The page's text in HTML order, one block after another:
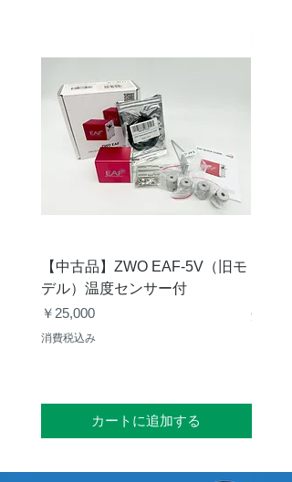
焦点距離
口径比 1:4.0
イメージサ
φ44mm
※2 各対物レンズごとに専用設計
を行っている為、鏡筒との組み合わ
せを誤ると本来の性能を発揮できま
せんので、ご注意ください。
『FUレデューサー本体』・「CA-
35（FURD）」の質量です。
【中古品】ZWO EAF-5V（旧モ
デル）温度センサー付
価格
￥25,000
消費税込み
カートに追加する
消費税込